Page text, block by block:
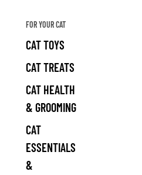
FOR YOUR CAT
CAT TOYS
CAT TREATS
CAT HEALTH
& GROOMING
CAT
ESSENTIALS
&